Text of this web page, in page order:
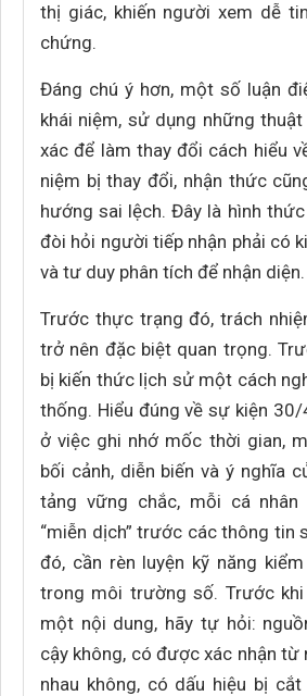
thị giác, khiến người xem dễ
chứng.
Đáng chú ý hơn, một số luận
khái niệm, sử dụng những
xác để làm thay đổi cách hiểu
niệm bị thay đổi, nhận thức
hướng sai lệch. Đây là hình
đòi hỏi người tiếp nhận phải có
và tư duy phân tích để nhận diện.
Trước thực trạng đó, trách
trở nên đặc biệt quan trọng.
bị kiến thức lịch sử một cách
thống. Hiểu đúng về sự kiện
ở việc ghi nhớ mốc thời gian,
bối cảnh, diễn biến và ý nghĩa
tảng vững chắc, mỗi cá
“miễn dịch” trước các thông tin
đó, cần rèn luyện kỹ năng
trong môi trường số. Trước
một nội dung, hãy tự hỏi:
cậy không, có được xác nhận từ
nhau không, có dấu hiệu bị cắt